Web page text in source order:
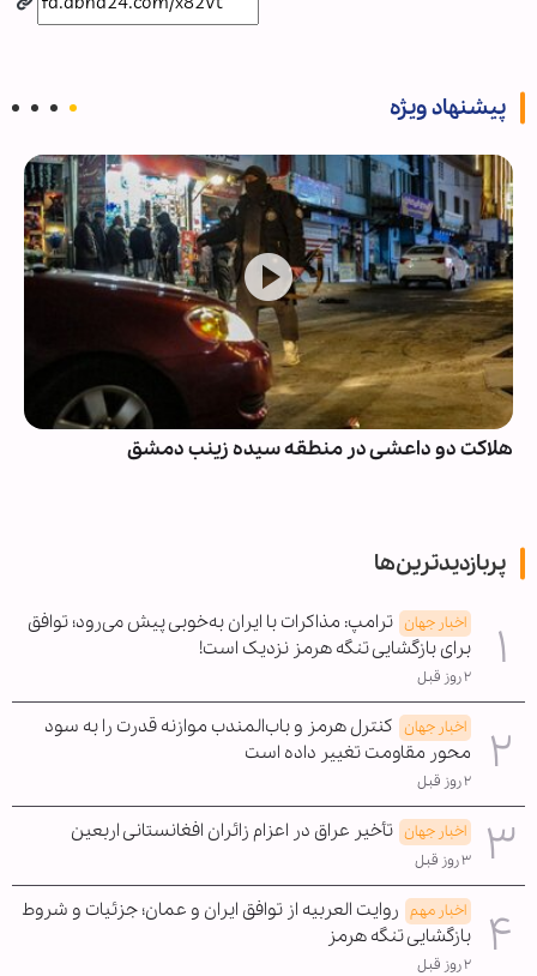
پیشنهاد ویژه
هلاکت دو داعشی در منطقه سیده زینب دمشق
پربازدیدترین‌ها
اخبار جهان ترامپ: مذاکرات با ایران به‌خوبی پیش می‌رود؛ توافق
برای بازگشایی تنگه هرمز نزدیک است!
۲ روز قبل
اخبار جهان کنترل هرمز و باب‌المندب موازنه قدرت را به سود
محور مقاومت تغییر داده است
۲ روز قبل
اخبار جهان تأخیر عراق در اعزام زائران افغانستانی اربعین
۳ روز قبل
اخبار مهم روایت العربیه از توافق ایران و عمان؛ جزئیات و شروط
بازگشایی تنگه هرمز
۲ روز قبل